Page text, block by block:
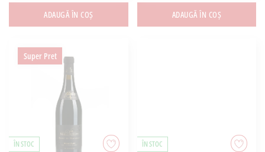
ADAUGĂ ÎN COȘ ADAUGĂ ÎN COȘ
Super Pret
ÎN STOC ÎN STOC